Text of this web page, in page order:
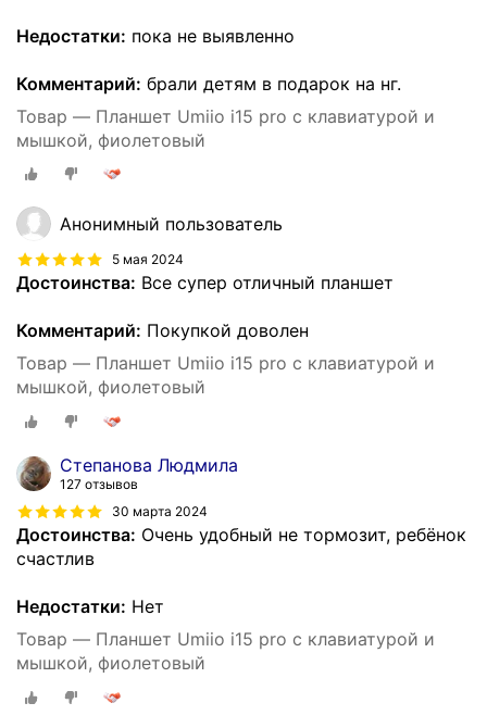
Недостатки: пока не выявленно
Комментарий: брали детям в подарок на нг.
Товар — Планшет Umiio i15 pro с клавиатурой и
мышкой, фиолетовый
Анонимный пользователь
5 мая 2024
Достоинства: Все супер отличный планшет
Комментарий: Покупкой доволен
Товар — Планшет Umiio i15 pro с клавиатурой и
мышкой, фиолетовый
Степанова Людмила
127 отзывов
30 марта 2024
Достоинства: Очень удобный не тормозит, ребёнок
счастлив
Недостатки: Нет
Товар — Планшет Umiio i15 pro с клавиатурой и
мышкой, фиолетовый